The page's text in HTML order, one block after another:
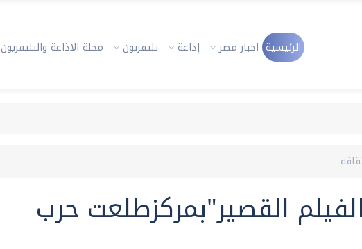
الرئيسية اخبار مصر إذاعة تليفزيون مجلة الاذاعة والتليفزيون
القصير"بمركزطلعت حرب